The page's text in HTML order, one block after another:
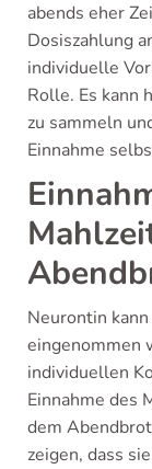
abends eher
Dosiszahlung
individuelle
Rolle. Es kann
zu sammeln
Einnahme
Neurontin
eingenommen
individuellen
Einnahme des
dem
zeigen, dass